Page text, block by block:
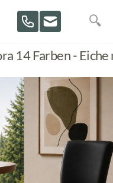
Suche
14 Farben - Eiche